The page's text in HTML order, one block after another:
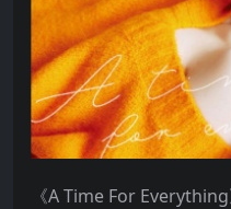
《A Time For